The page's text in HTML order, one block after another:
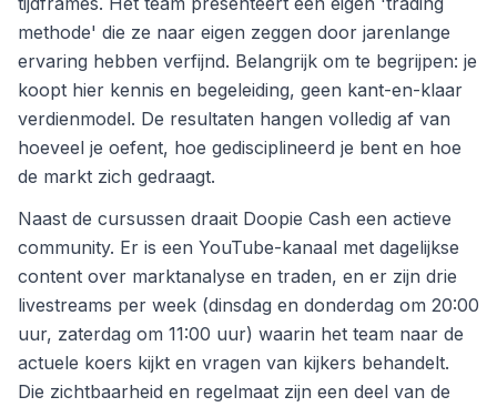
methode' die ze naar eigen zeggen door jarenlange
ervaring hebben verfijnd. Belangrijk om te begrijpen: je
koopt hier kennis en begeleiding, geen kant-en-klaar
verdienmodel. De resultaten hangen volledig af van
hoeveel je oefent, hoe gedisciplineerd je bent en hoe
de markt zich gedraagt.
Naast de cursussen draait Doopie Cash een actieve
community. Er is een YouTube-kanaal met dagelijkse
content over marktanalyse en traden, en er zijn drie
livestreams per week (dinsdag en donderdag om 20:00
uur, zaterdag om 11:00 uur) waarin het team naar de
actuele koers kijkt en vragen van kijkers behandelt.
Die zichtbaarheid en regelmaat zijn een deel van de